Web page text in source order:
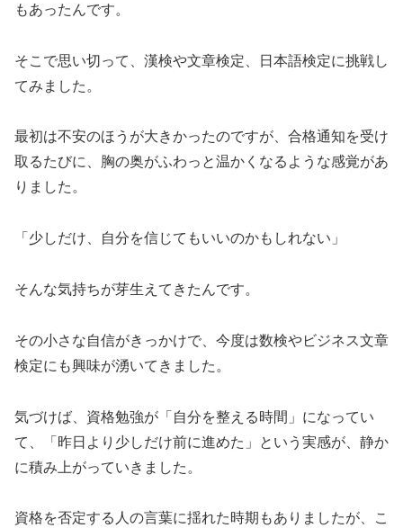
もあったんです。
そこで思い切って、漢検や文章検定、日本語検定に挑戦し
てみました。
最初は不安のほうが大きかったのですが、合格通知を受け
取るたびに、胸の奥がふわっと温かくなるような感覚があ
りました。
「少しだけ、自分を信じてもいいのかもしれない」
そんな気持ちが芽生えてきたんです。
その小さな自信がきっかけで、今度は数検やビジネス文章
検定にも興味が湧いてきました。
気づけば、資格勉強が「自分を整える時間」になってい
て、「昨日より少しだけ前に進めた」という実感が、静か
に積み上がっていきました。
資格を否定する人の言葉に揺れた時期もありましたが、こ